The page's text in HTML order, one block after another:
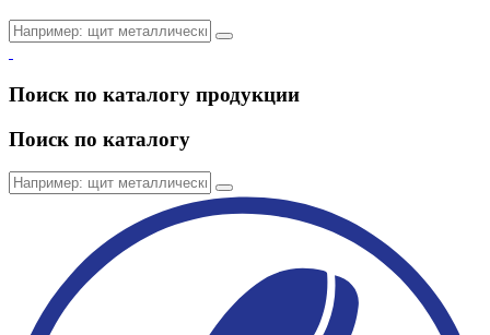
Поиск по каталогу продукции
Поиск по каталогу